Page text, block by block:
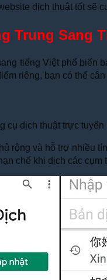
dịch thuật tốt sẽ
Trung Sang
tiếng Việt phổ biến
riêng, bạn có thể
cụ dịch thuật trực
rộng và hỗ trợ nhiều
chế khi dịch các